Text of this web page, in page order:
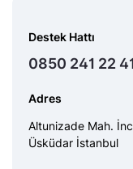
Destek Hattı
0850 241 22
Adres
Altunizade Mah.
Üsküdar İstanbul